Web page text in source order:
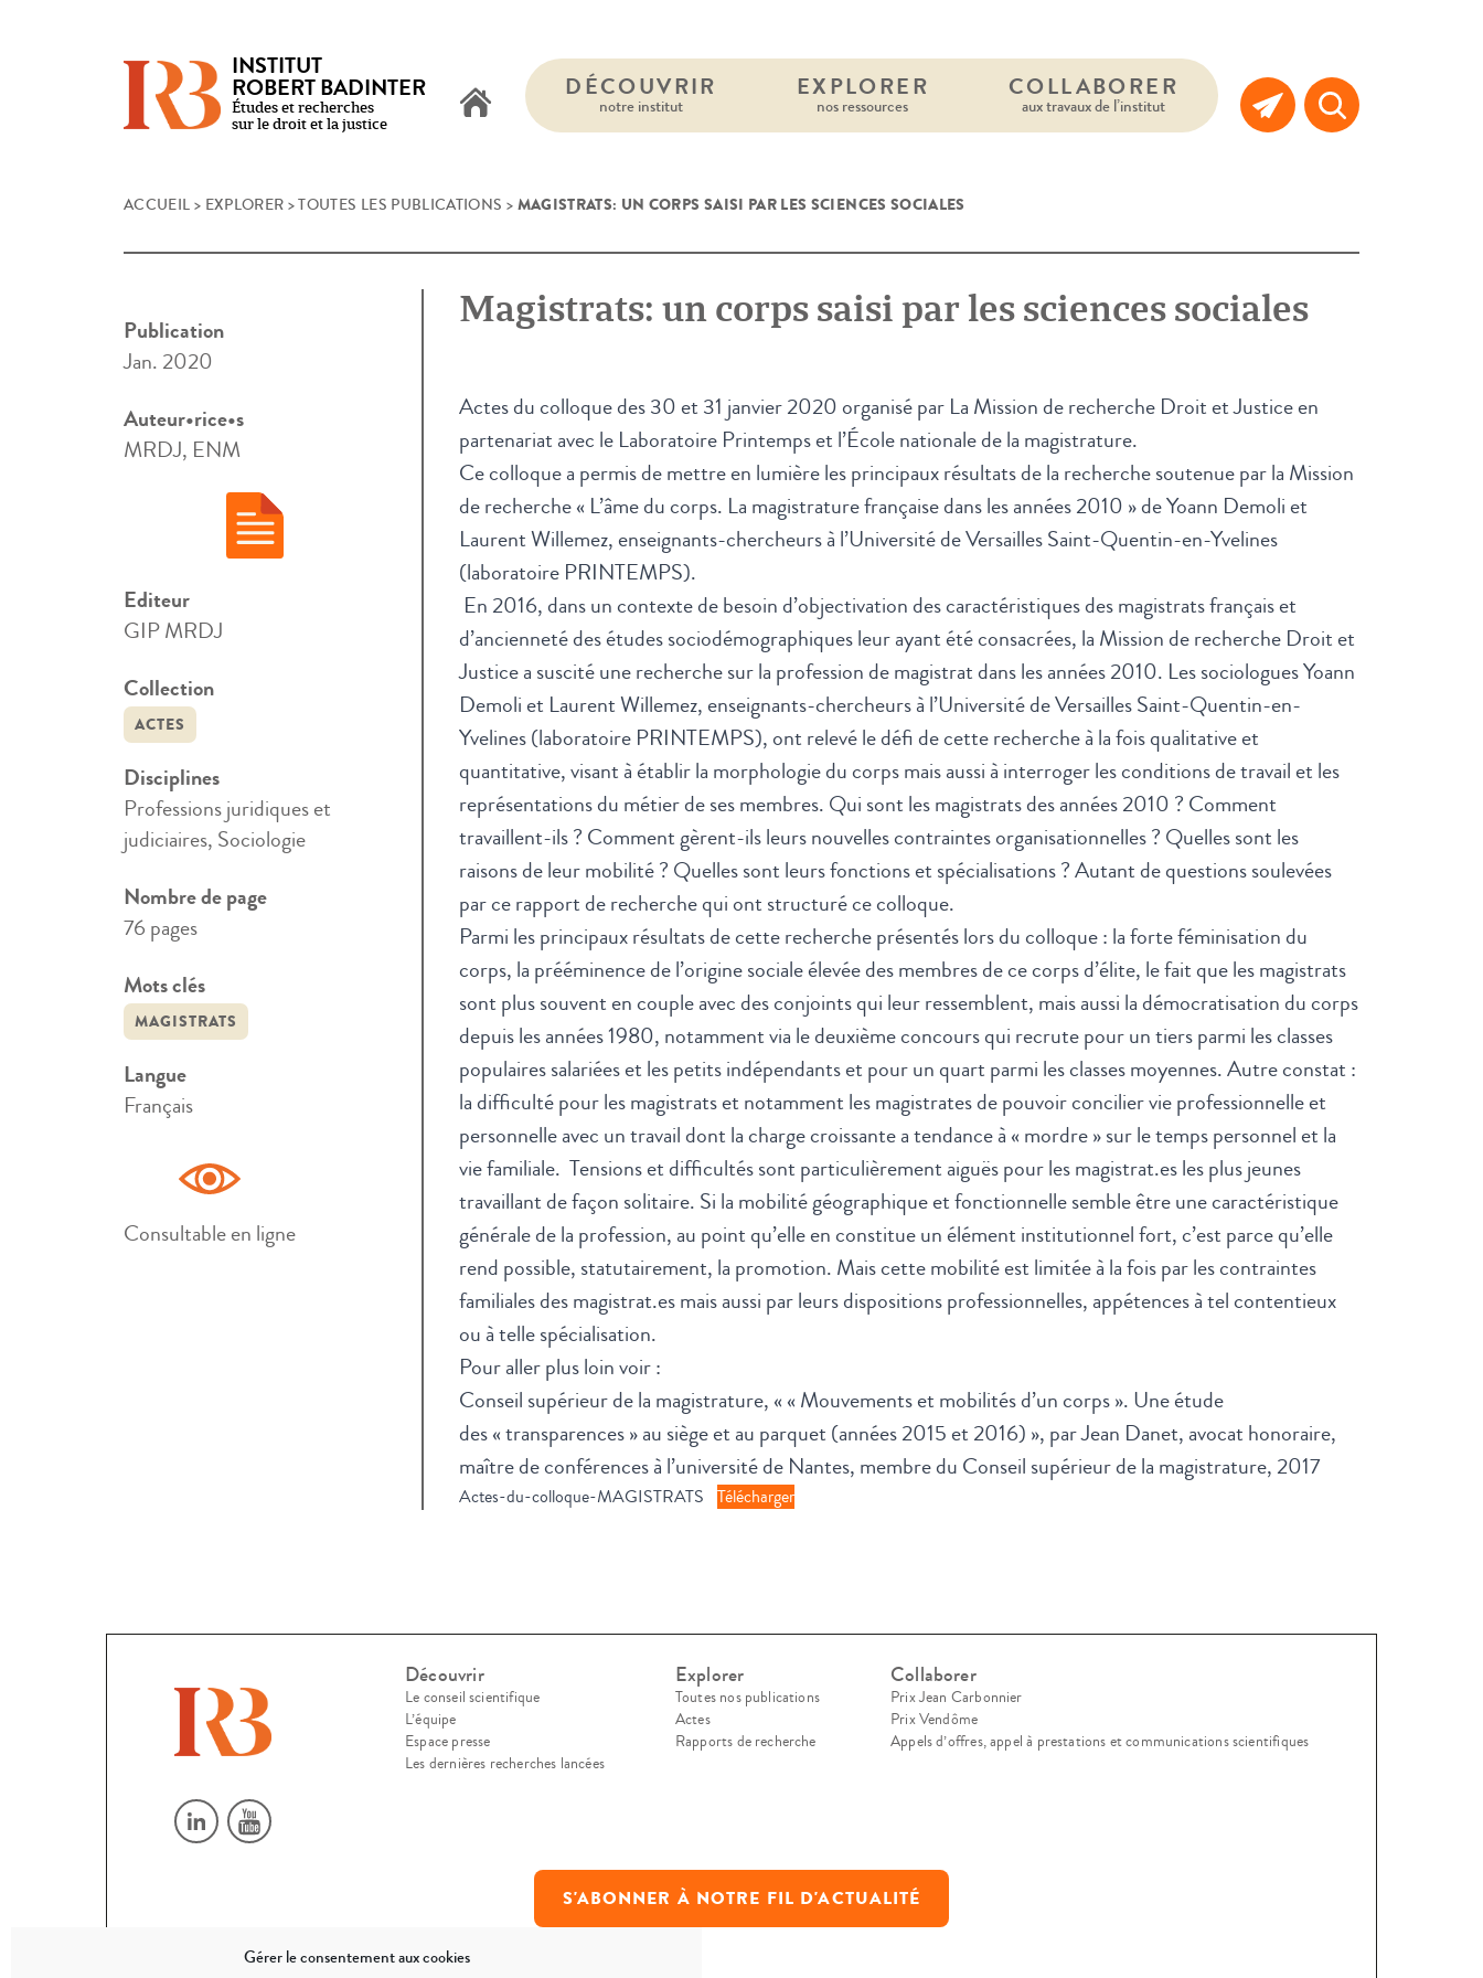
Gérer le consentement aux cookies
INSTITUT
ROBERT BADINTER
Études et recherches
sur le droit et la justice
DÉCOUVRIR
notre institut
EXPLORER
nos ressources
COLLABORER
aux travaux de l’institut
ACCUEIL > EXPLORER >TOUTES LES PUBLICATIONS > MAGISTRATS: UN CORPS SAISI PAR LES SCIENCES SOCIALES
Magistrats: un corps saisi par les sciences sociales
Actes du colloque des 30 et 31 janvier 2020 organisé par La Mission de recherche Droit et Justice en
partenariat avec le Laboratoire Printemps et l’École nationale de la magistrature.
Ce colloque a permis de mettre en lumière les principaux résultats de la recherche soutenue par la Mission
de recherche « L’âme du corps. La magistrature française dans les années 2010 » de Yoann Demoli et
Laurent Willemez, enseignants-chercheurs à l’Université de Versailles Saint-Quentin-en-Yvelines
(laboratoire PRINTEMPS).
En 2016, dans un contexte de besoin d’objectivation des caractéristiques des magistrats français et
d’ancienneté des études sociodémographiques leur ayant été consacrées, la Mission de recherche Droit et
Justice a suscité une recherche sur la profession de magistrat dans les années 2010. Les sociologues Yoann
Demoli et Laurent Willemez, enseignants-chercheurs à l’Université de Versailles Saint-Quentin-en-
Yvelines (laboratoire PRINTEMPS), ont relevé le défi de cette recherche à la fois qualitative et
quantitative, visant à établir la morphologie du corps mais aussi à interroger les conditions de travail et les
représentations du métier de ses membres. Qui sont les magistrats des années 2010 ? Comment
travaillent-ils ? Comment gèrent-ils leurs nouvelles contraintes organisationnelles ? Quelles sont les
raisons de leur mobilité ? Quelles sont leurs fonctions et spécialisations ? Autant de questions soulevées
par ce rapport de recherche qui ont structuré ce colloque.
Parmi les principaux résultats de cette recherche présentés lors du colloque : la forte féminisation du
corps, la prééminence de l’origine sociale élevée des membres de ce corps d’élite, le fait que les magistrats
sont plus souvent en couple avec des conjoints qui leur ressemblent, mais aussi la démocratisation du corps
depuis les années 1980, notamment via le deuxième concours qui recrute pour un tiers parmi les classes
populaires salariées et les petits indépendants et pour un quart parmi les classes moyennes. Autre constat :
la difficulté pour les magistrats et notamment les magistrates de pouvoir concilier vie professionnelle et
personnelle avec un travail dont la charge croissante a tendance à « mordre » sur le temps personnel et la
vie familiale. Tensions et difficultés sont particulièrement aiguës pour les magistrat.es les plus jeunes
travaillant de façon solitaire. Si la mobilité géographique et fonctionnelle semble être une caractéristique
générale de la profession, au point qu’elle en constitue un élément institutionnel fort, c’est parce qu’elle
rend possible, statutairement, la promotion. Mais cette mobilité est limitée à la fois par les contraintes
familiales des magistrat.es mais aussi par leurs dispositions professionnelles, appétences à tel contentieux
ou à telle spécialisation.
Pour aller plus loin voir :
Conseil supérieur de la magistrature, « « Mouvements et mobilités d’un corps». Une étude
des « transparences » au siège et au parquet (années 2015 et 2016) », par Jean Danet, avocat honoraire,
maître de conférences à l’université de Nantes, membre du Conseil supérieur de la magistrature, 2017
Actes-du-colloque-MAGISTRATS Télécharger
Publication
Jan. 2020
Auteur•rice•s
MRDJ, ENM
Editeur
GIP MRDJ
Collection
ACTES
Disciplines
Professions juridiques et
judiciaires, Sociologie
Nombre de page
76 pages
Mots clés
MAGISTRATS
Langue
Français
Consultable en ligne
Découvrir
Le conseil scientifique
L’équipe
Espace presse
Les dernières recherches lancées
Explorer
Toutes nos publications
Actes
Rapports de recherche
Collaborer
Prix Jean Carbonnier
Prix Vendôme
Appels d’offres, appel à prestations et communications scientifiques
S'ABONNER À NOTRE FIL D'ACTUALITÉ